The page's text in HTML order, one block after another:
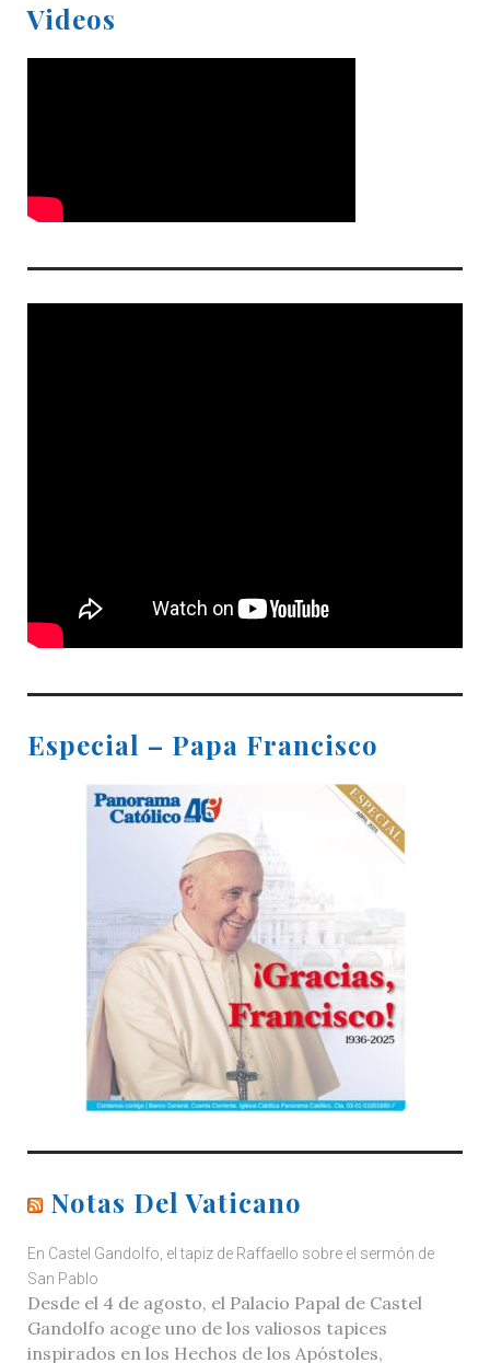
Videos
Especial – Papa Francisco
Notas Del Vaticano
En Castel Gandolfo, el tapiz de Raffaello sobre el sermón de
San Pablo
Desde el 4 de agosto, el Palacio Papal de Castel
Gandolfo acoge uno de los valiosos tapices
inspirados en los Hechos de los Apóstoles,